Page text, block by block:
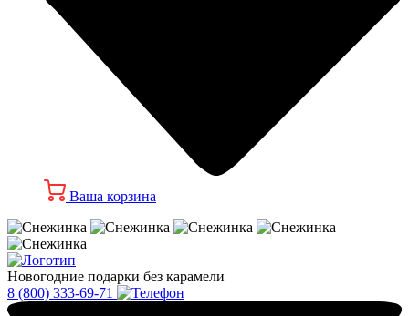
Ваша корзина
Новогодние подарки без карамели
8 (800) 333-69-71